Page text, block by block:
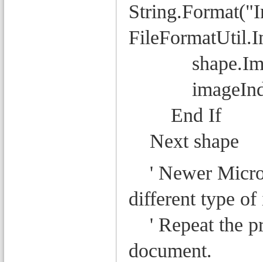
End If
Next shape
' Newer
different type
' Repeat the
document.